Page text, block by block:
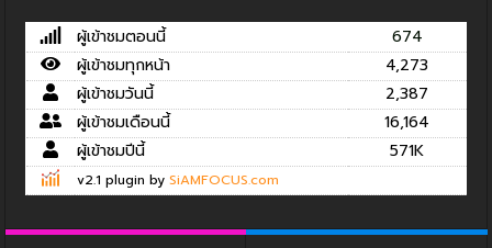
ผู้เข้าชมตอนนี้
674
ผู้เข้าชมทุกหน้า
4,273
ผู้เข้าชมวันนี้
2,387
ผู้เข้าชมเดือนนี้
16,164
ผู้เข้าชมปีนี้
571K
v2.1 plugin by SiAMFOCUS.com